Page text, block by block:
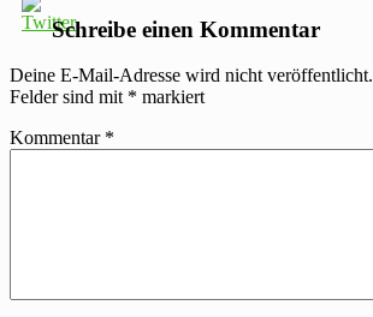
Schreibe einen Kommentar
Deine E-Mail-Adresse wird nicht veröffentlicht.
Felder sind mit * markiert
Kommentar *